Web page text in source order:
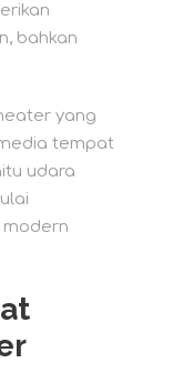
bahkan
yang
tempat
udara
modern